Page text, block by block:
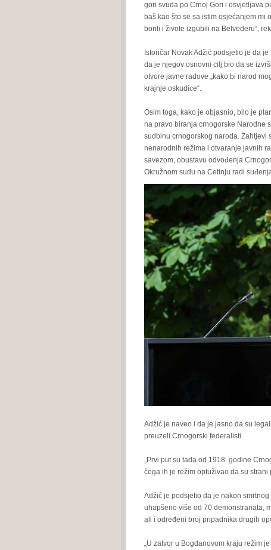
gori svuda po Crnoj Gori i osvjetljava
baš kao što se sa istim osjećanjem mi
borili i živote izgubili na Belvederu“,
Istoričar Novak Adžić podsjetio je da
da je njegov osnovni cilj bio da se
otvore javne radove „kako bi narod
krajnje oskudice“.
Osim toga, kako je objasnio, bilo je
na pravo biranja crnogorske Narodne
sudbinu crnogorskog naroda. Zahtjevi
nenarodnih režima i otvaranje javnih
savezom, obustavu odvođenja
Okružnom sudu na Cetinju radi
Adžić je naveo i da je jasno da su
preuzeli Crnogorski federalisti.
„Prvi put su tada od 1918. godine
čega ih je režim optuživao da su
Adžić je podsjetio da je nakon
uhapšeno više od 70 demonstranata,
ali i određeni broj pripadnika drugih
„U zatvor u Bogdanovom kraju režim